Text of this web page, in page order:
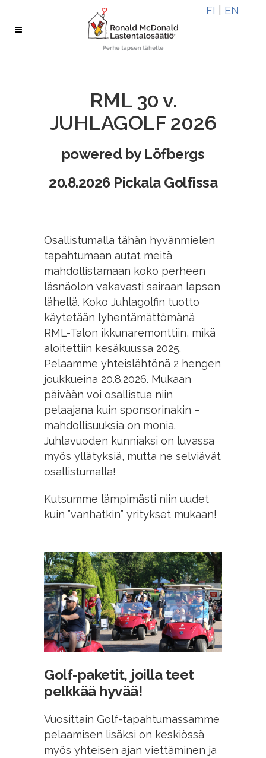
FI EN
RML 30 v.
JUHLAGOLF 2026
powered by Löfbergs
20.8.2026 Pickala Golfissa
Osallistumalla tähän hyvänmielen
tapahtumaan autat meitä
mahdollistamaan koko perheen
läsnäolon vakavasti sairaan lapsen
lähellä. Koko Juhlagolfin tuotto
käytetään lyhentämättömänä
RML-Talon ikkunaremonttiin, mikä
aloitettiin kesäkuussa 2025.
Pelaamme yhteislähtönä 2 hengen
joukkueina 20.8.2026. Mukaan
päivään voi osallistua niin
pelaajana kuin sponsorinakin –
mahdollisuuksia on monia.
Juhlavuoden kunniaksi on luvassa
myös yllätyksiä, mutta ne selviävät
osallistumalla!
Kutsumme lämpimästi niin uudet
kuin ”vanhatkin” yritykset mukaan!
Golf-paketit, joilla teet
pelkkää hyvää!
Vuosittain Golf-tapahtumassamme
pelaamisen lisäksi on keskiössä
myös yhteisen ajan viettäminen ja